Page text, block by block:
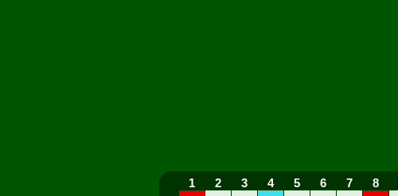
1 2 3 4 5 6 7 8